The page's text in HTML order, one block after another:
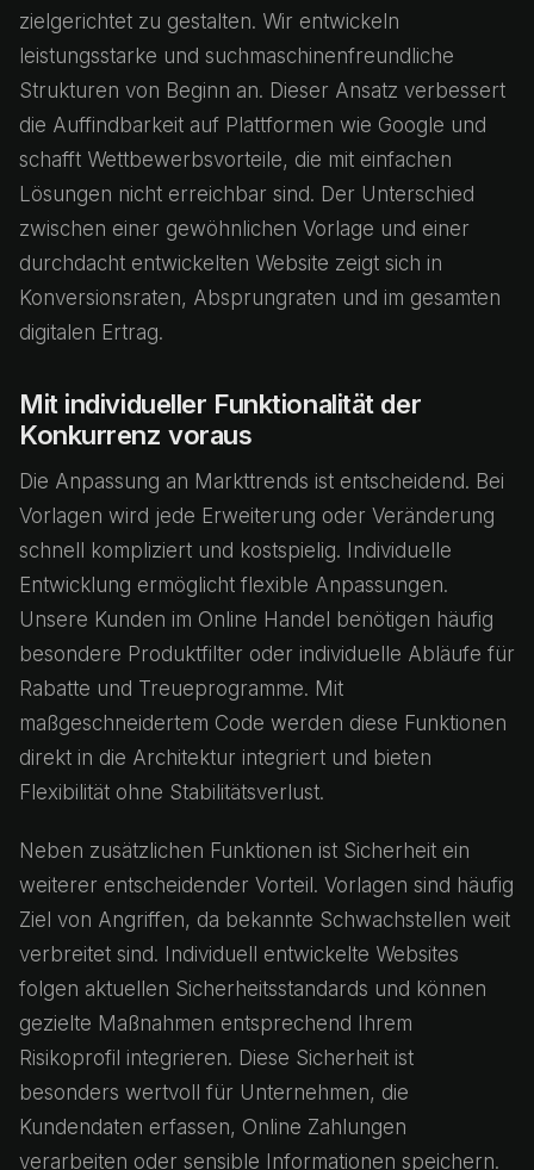
zielgerichtet zu gestalten. Wir entwickeln
leistungsstarke und suchmaschinenfreundliche
Strukturen von Beginn an. Dieser Ansatz verbessert
die Auffindbarkeit auf Plattformen wie Google und
schafft Wettbewerbsvorteile, die mit einfachen
Lösungen nicht erreichbar sind. Der Unterschied
zwischen einer gewöhnlichen Vorlage und einer
durchdacht entwickelten Website zeigt sich in
Konversionsraten, Absprungraten und im gesamten
digitalen Ertrag.
Mit individueller Funktionalität der
Konkurrenz voraus
Die Anpassung an Markttrends ist entscheidend. Bei
Vorlagen wird jede Erweiterung oder Veränderung
schnell kompliziert und kostspielig. Individuelle
Entwicklung ermöglicht flexible Anpassungen.
Unsere Kunden im Online Handel benötigen häufig
besondere Produktfilter oder individuelle Abläufe für
Rabatte und Treueprogramme. Mit
maßgeschneidertem Code werden diese Funktionen
direkt in die Architektur integriert und bieten
Flexibilität ohne Stabilitätsverlust.
Neben zusätzlichen Funktionen ist Sicherheit ein
weiterer entscheidender Vorteil. Vorlagen sind häufig
Ziel von Angriffen, da bekannte Schwachstellen weit
verbreitet sind. Individuell entwickelte Websites
folgen aktuellen Sicherheitsstandards und können
gezielte Maßnahmen entsprechend Ihrem
Risikoprofil integrieren. Diese Sicherheit ist
besonders wertvoll für Unternehmen, die
Kundendaten erfassen, Online Zahlungen
verarbeiten oder sensible Informationen speichern.